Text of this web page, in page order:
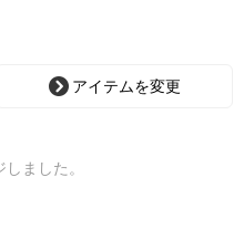
アイテムを変更
ました。